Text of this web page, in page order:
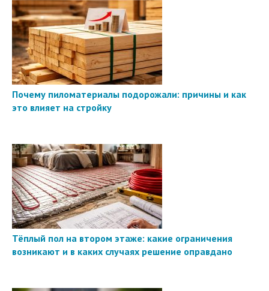
Почему пиломатериалы подорожали: причины и как
это влияет на стройку
Тёплый пол на втором этаже: какие ограничения
возникают и в каких случаях решение оправдано